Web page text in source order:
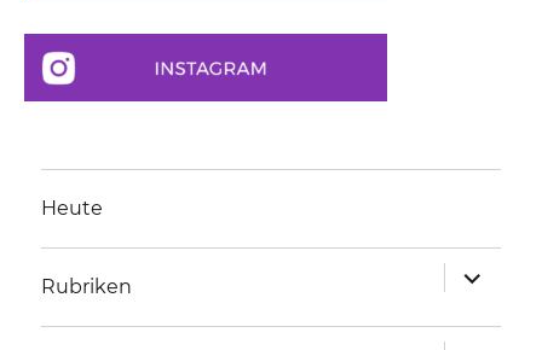
Heute
Rubriken
anzeigen